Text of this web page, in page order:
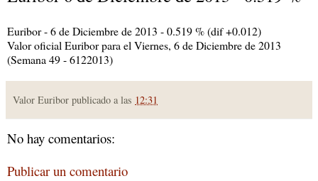
Euribor - 6 de Diciembre de 2013 - 0.519 % (dif +0.012)
Valor oficial Euribor para el Viernes, 6 de Diciembre de 2013
(Semana 49 - 6122013)
Valor Euribor publicado a las 12:31
No hay comentarios:
Publicar un comentario